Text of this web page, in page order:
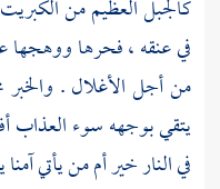
كالجبل العظيم من
في عنقه ، فحرها
من أجل الأغلال .
يتقي بوجهه سوء
في النار خير أم من يأتي آمنا